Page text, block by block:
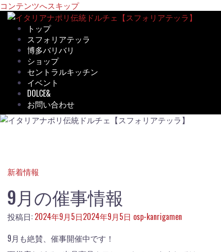
コンテンツへスキップ
トップ
スフォリアテッラ
博多バリバリ
ショップ
セントラルキッチン
イベント
DOLCE&
お問い合わせ
新着情報
9月の催事情報
投稿日: 2024年9月5日2024年9月5日 osp-kanrigamen
9月も絶賛、催事開催中です！